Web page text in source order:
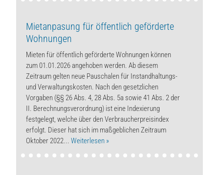
Mietanpasung für öffentlich geförderte
Wohnungen
Mieten für öffentlich geförderte Wohnungen können
zum 01.01.2026 angehoben werden. Ab diesem
Zeitraum gelten neue Pauschalen für Instandhaltungs-
und Verwaltungskosten. Nach den gesetzlichen
Vorgaben (§§ 26 Abs. 4, 28 Abs. 5a sowie 41 Abs. 2 der
II. Berechnungsverordnung) ist eine Indexierung
festgelegt, welche über den Verbraucherpreisindex
erfolgt. Dieser hat sich im maßgeblichen Zeitraum
Oktober 2022...Weiterlesen »